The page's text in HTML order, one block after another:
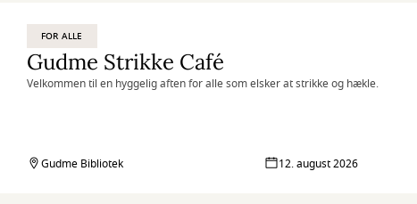
FOR ALLE
Gudme Strikke Café
Velkommen til en hyggelig aften for alle som elsker at strikke og hækle.
Gudme Bibliotek 12. august 2026